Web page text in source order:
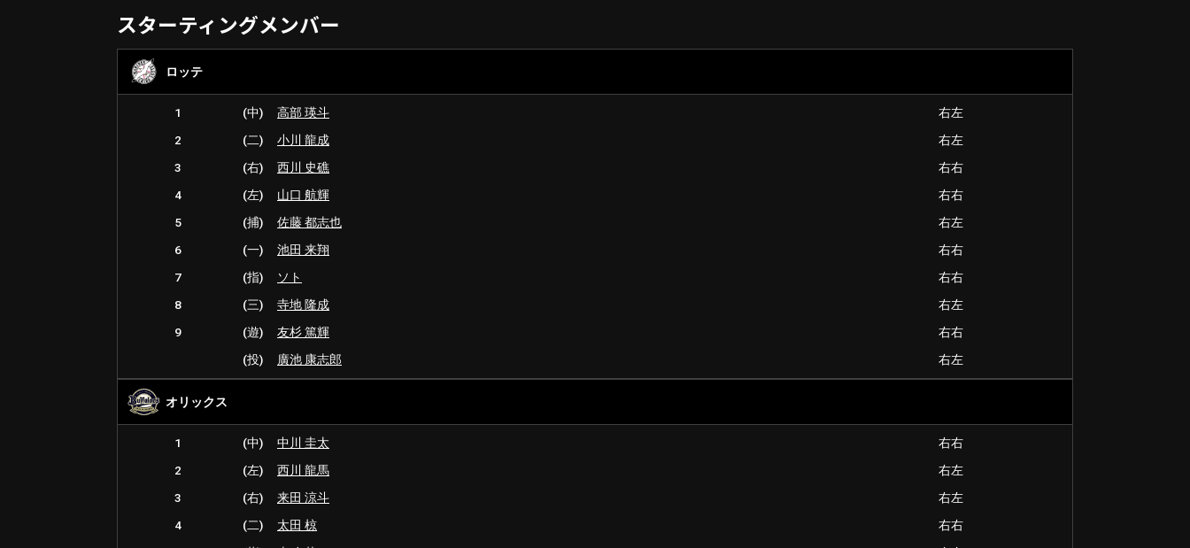
スターティングメンバー
ロッテ
1 (中) 高部 瑛斗
右左
2
(二) 小川 龍成
右左
3
(右) 西川 史礁
右右
4
(左) 山口 航輝
右右
5
(捕) 佐藤 都志也
右左
6
(一) 池田 来翔
右右
7
(指) ソト
右右
8
(三) 寺地 隆成
右左
9
(遊) 友杉 篤輝
右右
(投)
廣池 康志郎 右左
オリックス
1 (中) 中川 圭太
右右
2
(左) 西川 龍馬
右左
3
(右) 来田 涼斗
右左
4
(二) 太田 椋
右右